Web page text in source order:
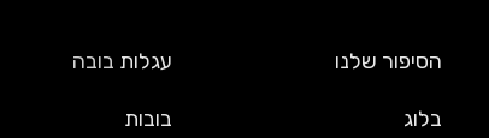
הסיפור שלנו
בלוג
עגלות בובה
בובות